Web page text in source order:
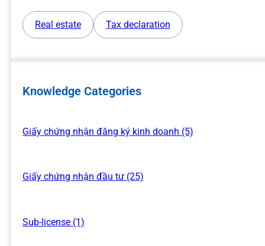
Real estate Tax declaration
Knowledge Categories
Giấy chứng nhận đăng ký kinh doanh (5)
Giấy chứng nhận đầu tư (25)
Sub-license (1)